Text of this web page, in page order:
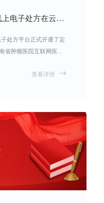
全国首张医保“双通道”线上电子处方在云南省流转结算成功
处方平台正式开通了定
省肿瘤医院互联网医院
医保结算，并通过国家
查看详情